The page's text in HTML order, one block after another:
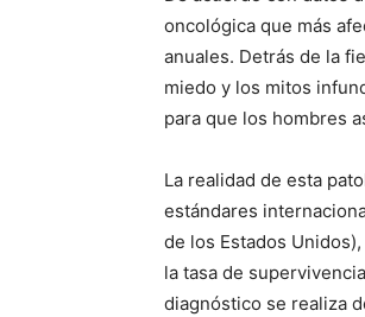
oncológica que más
anuales. Detrás de la
miedo y los mitos
para que los hombres
La realidad de esta
estándares
de los Estados
la tasa de
diagnóstico se realiza